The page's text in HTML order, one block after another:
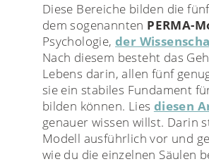
Diese Bereiche bilden die
dem sogenannten PERMA-
Psychologie,der
Nach diesem besteht das
Lebens darin, allen fünf
sie ein stabiles Fundament
bilden können. Lies diesen
genauer wissen willst. Darin
Modell ausführlich vor und
wie du die einzelnen Säulen